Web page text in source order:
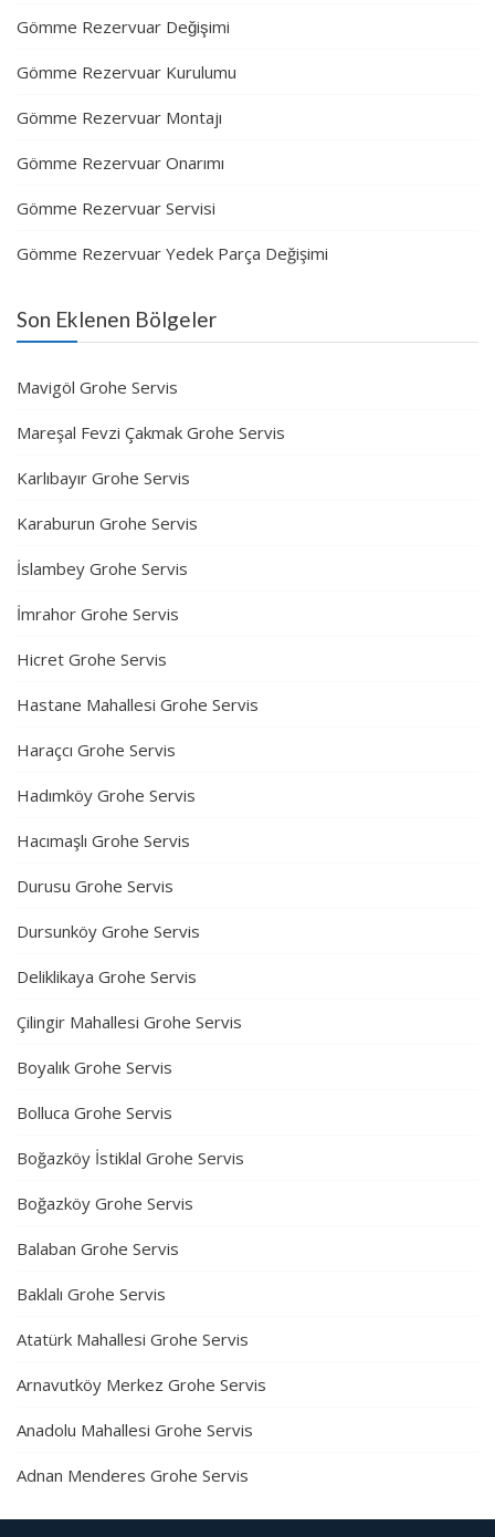
Gömme Rezervuar Değişimi
Gömme Rezervuar Kurulumu
Gömme Rezervuar Montajı
Gömme Rezervuar Onarımı
Gömme Rezervuar Servisi
Gömme Rezervuar Yedek Parça Değişimi
Son Eklenen Bölgeler
Mavigöl Grohe Servis
Mareşal Fevzi Çakmak Grohe Servis
Karlıbayır Grohe Servis
Karaburun Grohe Servis
İslambey Grohe Servis
İmrahor Grohe Servis
Hicret Grohe Servis
Hastane Mahallesi Grohe Servis
Haraçcı Grohe Servis
Hadımköy Grohe Servis
Hacımaşlı Grohe Servis
Durusu Grohe Servis
Dursunköy Grohe Servis
Deliklikaya Grohe Servis
Çilingir Mahallesi Grohe Servis
Boyalık Grohe Servis
Bolluca Grohe Servis
Boğazköy İstiklal Grohe Servis
Boğazköy Grohe Servis
Balaban Grohe Servis
Baklalı Grohe Servis
Atatürk Mahallesi Grohe Servis
Arnavutköy Merkez Grohe Servis
Anadolu Mahallesi Grohe Servis
Adnan Menderes Grohe Servis